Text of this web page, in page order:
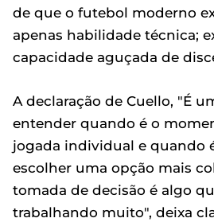
de que o futebol moderno
apenas habilidade técnica;
capacidade aguçada de
A declaração de Cuello, "É
entender quando é o
jogada individual e quando
escolher uma opção mais
tomada de decisão é algo
trabalhando muito", deixa